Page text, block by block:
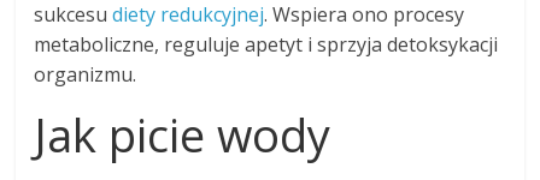
sukcesudiety redukcyjnej. Wspiera ono procesy
metaboliczne, reguluje apetyt i sprzyja detoksykacji
organizmu.
Jak picie wody